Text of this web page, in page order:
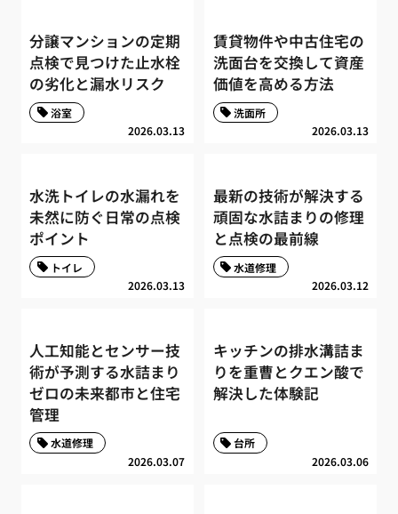
分譲マンションの定期
点検で見つけた止水栓
の劣化と漏水リスク
2026.03.13
浴室
賃貸物件や中古住宅の
洗面台を交換して資産
価値を高める方法
2026.03.13
洗面所
水洗トイレの水漏れを
未然に防ぐ日常の点検
ポイント
2026.03.13
トイレ
最新の技術が解決する
頑固な水詰まりの修理
と点検の最前線
2026.03.12
水道修理
人工知能とセンサー技
術が予測する水詰まり
ゼロの未来都市と住宅
管理
2026.03.07
水道修理
キッチンの排水溝詰ま
りを重曹とクエン酸で
解決した体験記
2026.03.06
台所